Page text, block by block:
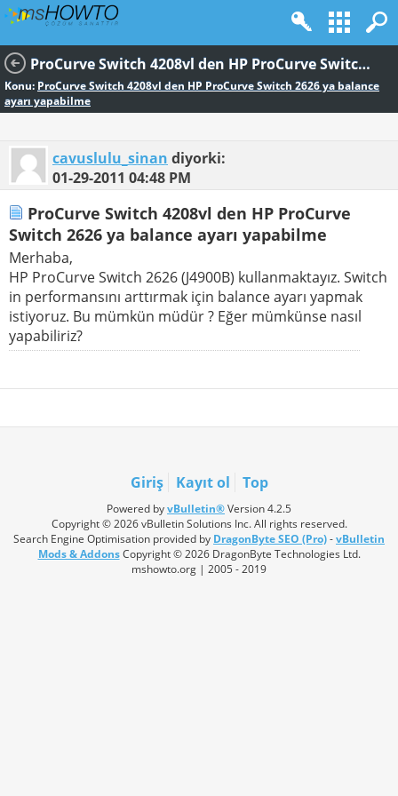
ProCurve Switch 4208vl den HP ProCurve Switch 2626 ya balance ayarı yapabilme
Konu: ProCurve Switch 4208vl den HP ProCurve Switch 2626 ya balance
ayarı yapabilme
cavuslulu_sinan diyorki:
01-29-2011 04:48 PM
ProCurve Switch 4208vl den HP ProCurve
Switch 2626 ya balance ayarı yapabilme
Merhaba,
HP ProCurve Switch 2626 (J4900B) kullanmaktayız. Switch
in performansını arttırmak için balance ayarı yapmak
istiyoruz. Bu mümkün müdür ? Eğer mümkünse nasıl
yapabiliriz?
Giriş Kayıt ol Top
Powered byvBulletin®Version 4.2.5
Copyright © 2026 vBulletin Solutions Inc. All rights reserved.
Search Engine Optimisation provided by DragonByte SEO (Pro)-vBulletin
Mods & AddonsCopyright © 2026 DragonByte Technologies Ltd.
mshowto.org | 2005 - 2019